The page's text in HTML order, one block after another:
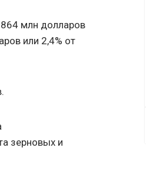
млн долларов
или 2,4% от
зерновых и